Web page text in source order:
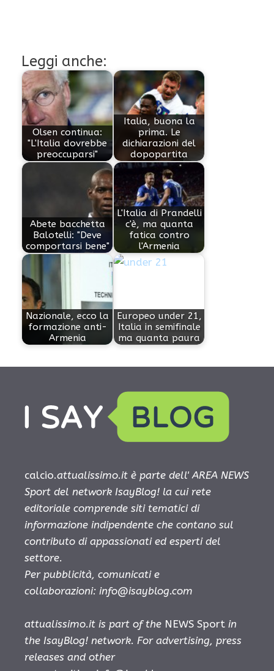
Leggi anche:
Olsen continua:
"L'Italia dovrebbe
preoccuparsi"
Italia, buona la
prima. Le
dichiarazioni del
dopopartita
Abete bacchetta
Balotelli: "Deve
comportarsi bene"
L'Italia di Prandelli
c'è, ma quanta
fatica contro
l'Armenia
Nazionale, ecco la
formazione anti-
Armenia
Europeo under 21,
Italia in semifinale
ma quanta paura
calcio.attualissimo.it è parte dell' AREA NEWS
Sport del network IsayBlog! la cui rete
editoriale comprende siti tematici di
informazione indipendente che contano sul
contributo di appassionati ed esperti del
settore.
Per pubblicità, comunicati e
collaborazioni: info@isayblog.com
attualissimo.it is part of the NEWS Sport in
the IsayBlog! network. For advertising, press
releases and other